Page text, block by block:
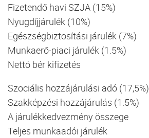
Fizetendő havi SZJA (15%)
Nyugdíjjárulék (10%)
Egészségbiztosítási járulék (7%)
Munkaerő-piaci járulék (1.5%)
Nettó bér kifizetés
Szociális hozzájárulási adó (17,5%)
Szakképzési hozzájárulás (1.5%)
A járulékkedvezmény összege
Teljes munkaadói járulék